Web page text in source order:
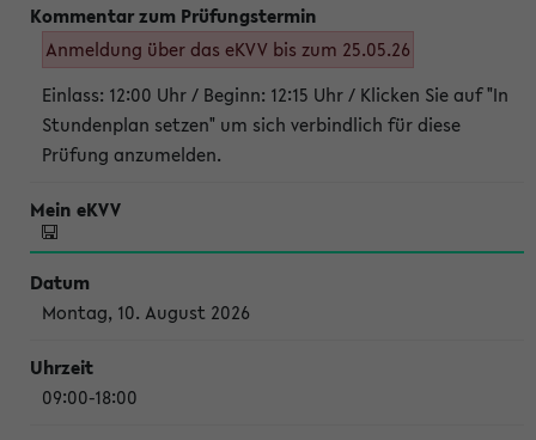
Anmeldung über das eKVV bis zum 25.05.26
Einlass: 12:00 Uhr / Beginn: 12:15 Uhr / Klicken Sie auf "In
Stundenplan setzen" um sich verbindlich für diese
Prüfung anzumelden.
Montag, 10. August 2026
09:00-18:00